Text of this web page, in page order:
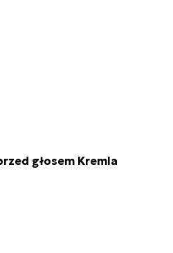
głosem Kremla